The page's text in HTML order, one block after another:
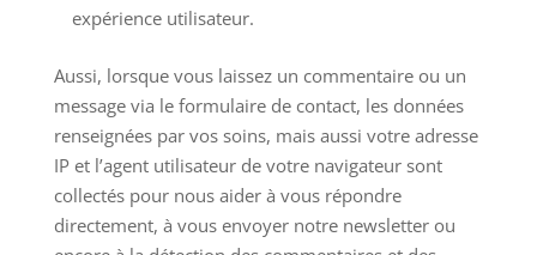
expérience utilisateur.
Aussi, lorsque vous laissez un commentaire ou un
message via le formulaire de contact, les données
renseignées par vos soins, mais aussi votre adresse
IP et l’agent utilisateur de votre navigateur sont
collectés pour nous aider à vous répondre
directement, à vous envoyer notre newsletter ou